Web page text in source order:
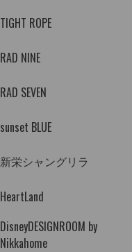
TIGHT ROPE
RAD NINE
RAD SEVEN
sunset BLUE
新栄シャングリラ
HeartLand
DisneyDESIGNROOM by
Nikkahome